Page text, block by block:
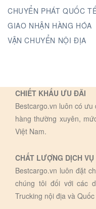
CHUYỂN PHÁT QUỐC
GIAO NHẬN HÀNG HÓA
VẬN CHUYỂN NỘI ĐỊA
CHIẾT KHẤU ƯU ĐÃI
Bestcargo.vn luôn có
hàng thường xuyên,
Việt Nam.
CHẤT LƯỢNG DỊCH VỤ
Bestcargo.vn luôn đặt
chúng tôi đối với các
Trucking nội địa và